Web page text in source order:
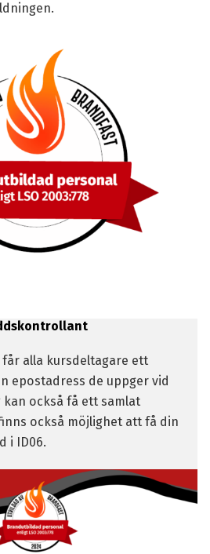
alla kursdeltagare ett
epostadress de uppger vid
också få ett samlat
också möjlighet att få din
i ID06.